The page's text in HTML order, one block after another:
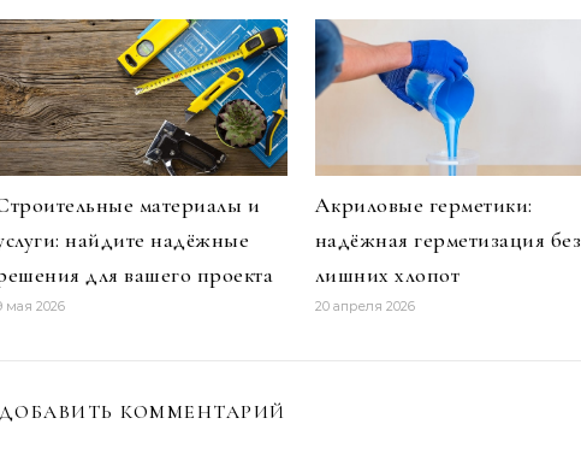
материалы и
найдите надёжные
для вашего проекта
мая 2026
Акриловые герметики:
надёжная герметизация без
лишних хлопот
20 апреля 2026
КОММЕНТАРИЙ